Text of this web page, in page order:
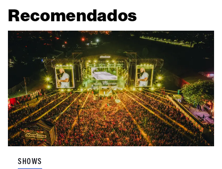
Recomendados
SHOWS